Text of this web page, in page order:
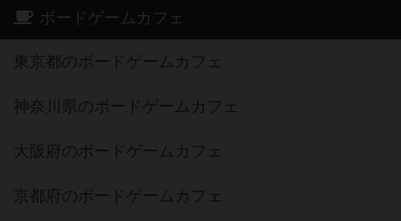
ボードゲームカフェ
東京都のボードゲームカフェ
神奈川県のボードゲームカフェ
大阪府のボードゲームカフェ
京都府のボードゲームカフェ